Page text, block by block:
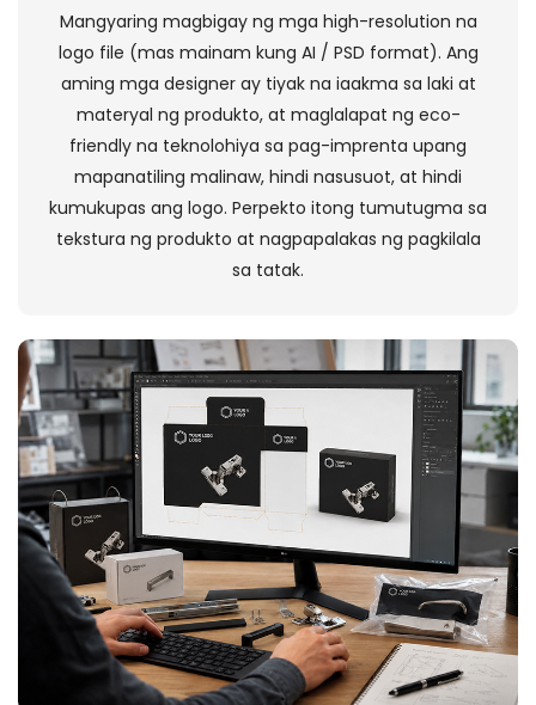
Mangyaring magbigay ng mga high-resolution na
logo file (mas mainam kung AI / PSD format). Ang
aming mga designer ay tiyak na iaakma sa laki at
materyal ng produkto, at maglalapat ng eco-
friendly na teknolohiya sa pag-imprenta upang
mapanatiling malinaw, hindi nasusuot, at hindi
kumukupas ang logo. Perpekto itong tumutugma sa
tekstura ng produkto at nagpapalakas ng pagkilala
sa tatak.